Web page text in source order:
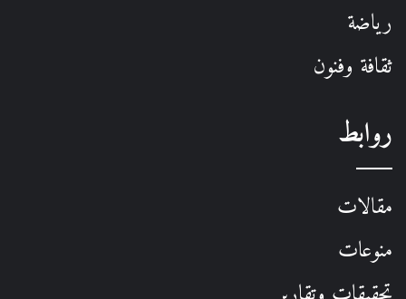
رياضة
ثقافة وفنون
روابط
مقالات
منوعات